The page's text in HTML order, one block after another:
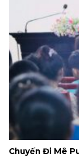
Chuyến Đi Mê